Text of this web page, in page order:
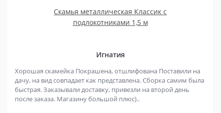
Скамья металлическая Классик с
подлокотниками 1,5 м
Игнатия
Хорошая скамейка Покрашена, отшлифована Поставили на
дачу, на вид совпадает как представлена. Сборка самим была
быстрая. Заказывали доставку, привезли на второй день
после заказа. Магазину большой плюс)..